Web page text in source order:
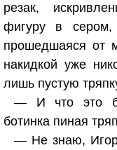
резак,
фигуру в сером,
прошедшаяся от
накидкой уже
лишь пустую
— И что это
ботинка пиная
— Не знаю,